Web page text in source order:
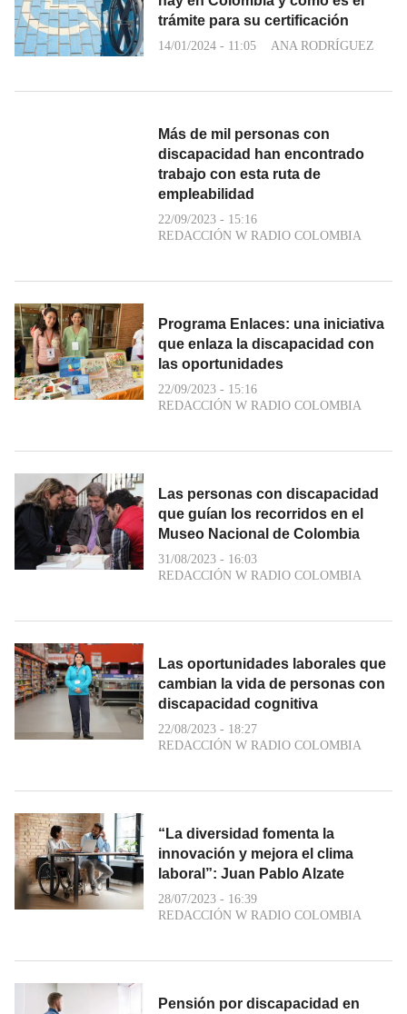
trámite para su certificación
14/01/2024 - 11:05 ANA RODRÍGUEZ
Más de mil personas con
discapacidad han encontrado
trabajo con esta ruta de
empleabilidad
22/09/2023 - 15:16
REDACCIÓN W RADIO COLOMBIA
Programa Enlaces: una iniciativa
que enlaza la discapacidad con
las oportunidades
22/09/2023 - 15:16
REDACCIÓN W RADIO COLOMBIA
Las personas con discapacidad
que guían los recorridos en el
Museo Nacional de Colombia
31/08/2023 - 16:03
REDACCIÓN W RADIO COLOMBIA
Las oportunidades laborales que
cambian la vida de personas con
discapacidad cognitiva
22/08/2023 - 18:27
REDACCIÓN W RADIO COLOMBIA
“La diversidad fomenta la
innovación y mejora el clima
laboral”: Juan Pablo Alzate
28/07/2023 - 16:39
REDACCIÓN W RADIO COLOMBIA
Pensión por discapacidad en